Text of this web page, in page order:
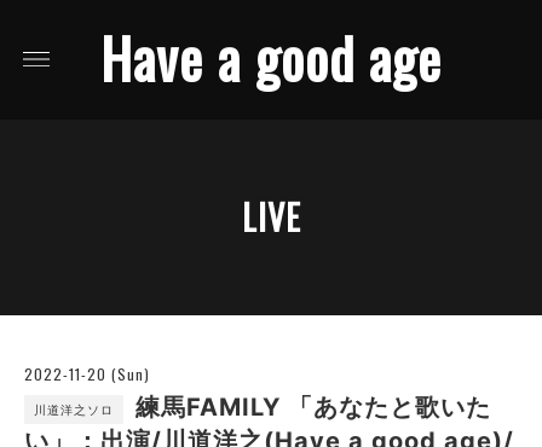
Have a good age
LIVE
2022-11-20 (Sun)
川道洋之ソロ
練馬FAMILY 「あなたと歌いた
い」：出演/川道洋之(Have a good age)/